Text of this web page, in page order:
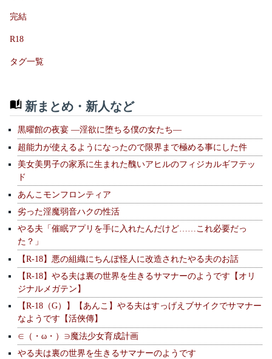
完結
R18
タグ一覧
新まとめ・新人など
黒曜館の夜宴 —淫欲に堕ちる僕の女たち—
超能力が使えるようになったので限界まで極める事にした件
美女美男子の家系に生まれた醜いアヒルのフィジカルギフテッ
ド
あんこモンフロンティア
劣った淫魔弱音ハクの性活
やる夫「催眠アプリを手に入れたんだけど……これ必要だっ
た？」
【R-18】悪の組織にちんぽ怪人に改造されたやる夫のお話
【R-18】やる夫は裏の世界を生きるサマナーのようです【オリ
ジナルメガテン】
【R-18（G）】【あんこ】やる夫はすっげえブサイクでサマナー
なようです【活俠傳】
∈（・ω・）∋魔法少女育成計画
やる夫は裏の世界を生きるサマナーのようです